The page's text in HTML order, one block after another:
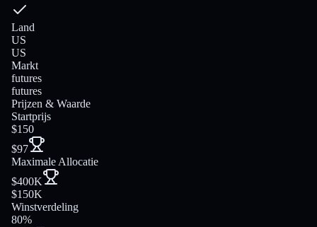
Land
US
US
Markt
futures
futures
Prijzen & Waarde
Startprijs
$150
$97
Maximale Allocatie
$400K
$150K
Winstverdeling
80%